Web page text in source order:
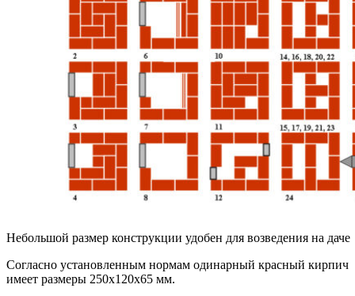
Небольшой размер конструкции удобен для возведения на даче
Согласно установленным нормам одинарный красный кирпич
имеет размеры 250х120х65 мм.